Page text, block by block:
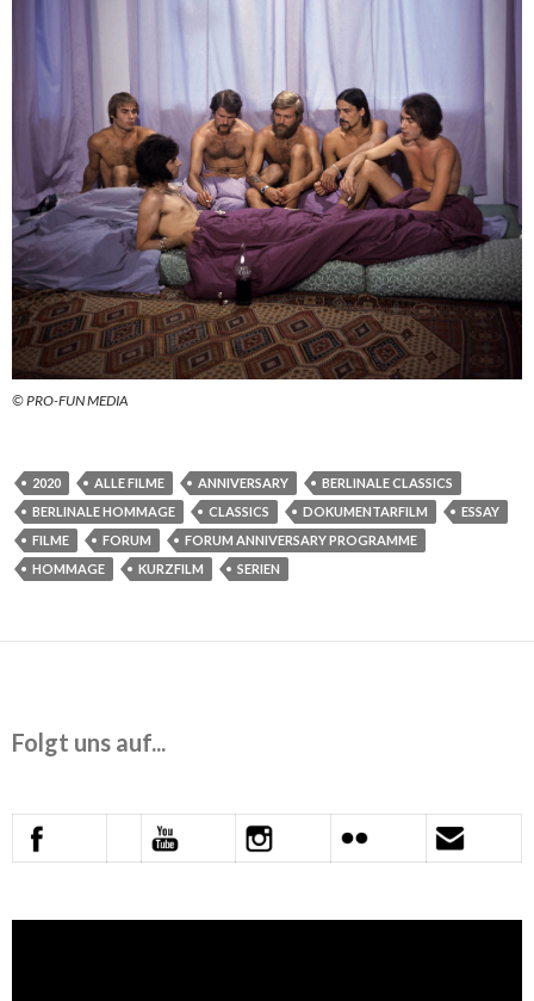
© PRO-FUN MEDIA
2020 ALLE FILME ANNIVERSARY
BERLINALE CLASSICS
BERLINALE HOMMAGE
CLASSICS DOKUMENTARFILM
ESSAY
FILME
FORUM
FORUM ANNIVERSARY PROGRAMME
HOMMAGE
KURZFILM SERIEN
Folgt uns auf...